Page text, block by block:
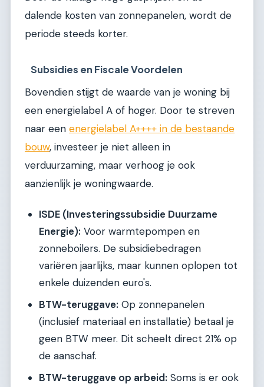
dalende kosten van zonnepanelen, wordt de
periode steeds korter.
Subsidies en Fiscale Voordelen
Bovendien stijgt de waarde van je woning bij
een energielabel A of hoger. Door te streven
naar een energielabel A++++ in de bestaande
bouw, investeer je niet alleen in
verduurzaming, maar verhoog je ook
aanzienlijk je woningwaarde.
ISDE (Investeringssubsidie Duurzame
Energie): Voor warmtepompen en
zonneboilers. De subsidiebedragen
variëren jaarlijks, maar kunnen oplopen tot
enkele duizenden euro's.
BTW-teruggave: Op zonnepanelen
(inclusief materiaal en installatie) betaal je
geen BTW meer. Dit scheelt direct 21% op
de aanschaf.
BTW-teruggave op arbeid: Soms is er ook